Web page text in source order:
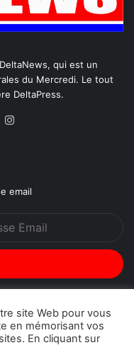
qui est un
du Mercredi. Le tout
DeltaPress.
Instagram
email
| DeltaNews par
site Web pour vous
en mémorisant vos
En cliquant sur